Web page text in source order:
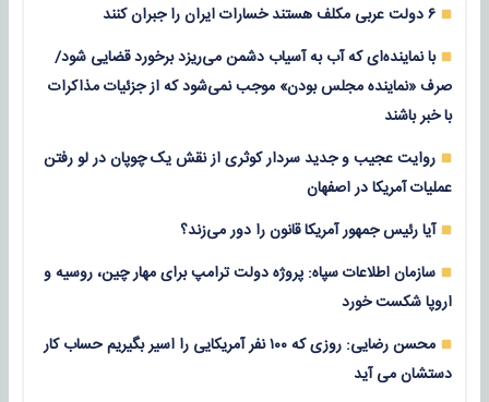
۶ دولت عربی مکلف هستند خسارات ایران را جبران کنند
با نماینده‌ای که آب به آسیاب دشمن می‌ریزد برخورد قضایی شود/
صرف «نماینده مجلس بودن» موجب نمی‌شود که از جزئیات مذاکرات
با خبر باشند
روایت عجیب و جدید سردار کوثری از نقش یک چوپان در لو رفتن
عملیات آمریکا در اصفهان
آیا رئیس جمهور آمریکا قانون را دور می‌زند؟
سازمان اطلاعات سپاه: پروژه دولت ترامپ برای مهار چین، روسیه و
اروپا شکست خورد
محسن رضایی: روزی که ۱۰۰ نفر آمریکایی را اسیر بگیریم حساب کار
دستشان می آید